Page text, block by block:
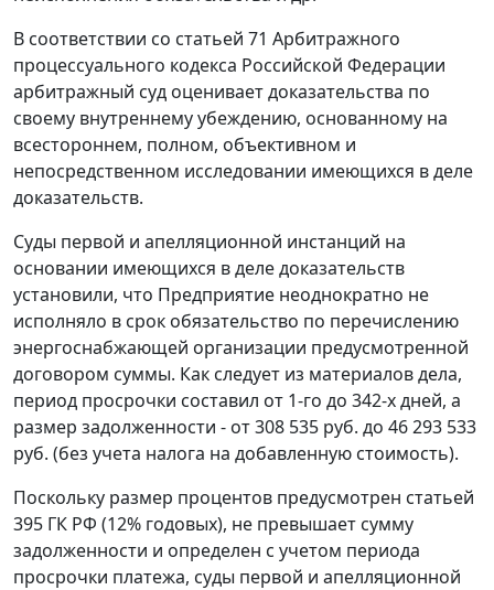
В соответствии со статьей 71 Арбитражного
процессуального кодекса Российской Федерации
арбитражный суд оценивает доказательства по
своему внутреннему убеждению, основанному на
всестороннем, полном, объективном и
непосредственном исследовании имеющихся в деле
доказательств.
Суды первой и апелляционной инстанций на
основании имеющихся в деле доказательств
установили, что Предприятие неоднократно не
исполняло в срок обязательство по перечислению
энергоснабжающей организации предусмотренной
договором суммы. Как следует из материалов дела,
период просрочки составил от 1-го до 342-х дней, а
размер задолженности - от 308 535 руб. до 46 293 533
руб. (без учета налога на добавленную стоимость).
Поскольку размер процентов предусмотрен статьей
395 ГК РФ (12% годовых), не превышает сумму
задолженности и определен с учетом периода
просрочки платежа, суды первой и апелляционной